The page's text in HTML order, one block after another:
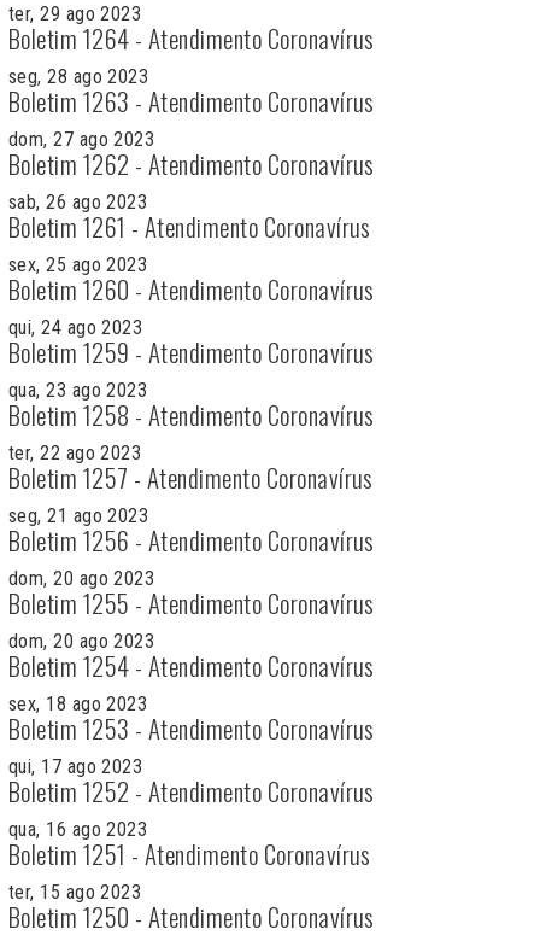
ter, 29 ago 2023
Boletim 1264 - Atendimento Coronavírus
seg, 28 ago 2023
Boletim 1263 - Atendimento Coronavírus
dom, 27 ago 2023
Boletim 1262 - Atendimento Coronavírus
sab, 26 ago 2023
Boletim 1261 - Atendimento Coronavírus
sex, 25 ago 2023
Boletim 1260 - Atendimento Coronavírus
qui, 24 ago 2023
Boletim 1259 - Atendimento Coronavírus
qua, 23 ago 2023
Boletim 1258 - Atendimento Coronavírus
ter, 22 ago 2023
Boletim 1257 - Atendimento Coronavírus
seg, 21 ago 2023
Boletim 1256 - Atendimento Coronavírus
dom, 20 ago 2023
Boletim 1255 - Atendimento Coronavírus
dom, 20 ago 2023
Boletim 1254 - Atendimento Coronavírus
sex, 18 ago 2023
Boletim 1253 - Atendimento Coronavírus
qui, 17 ago 2023
Boletim 1252 - Atendimento Coronavírus
qua, 16 ago 2023
Boletim 1251 - Atendimento Coronavírus
ter, 15 ago 2023
Boletim 1250 - Atendimento Coronavírus